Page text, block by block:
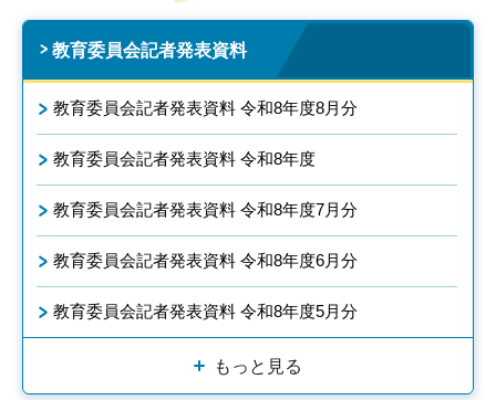
教育委員会記者発表資料
教育委員会記者発表資料 令和8年度8月分
教育委員会記者発表資料 令和8年度
教育委員会記者発表資料 令和8年度7月分
教育委員会記者発表資料 令和8年度6月分
教育委員会記者発表資料 令和8年度5月分
もっと見る